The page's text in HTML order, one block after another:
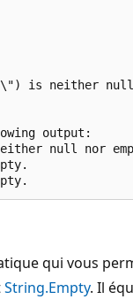
is neither
output:
null nor
qui vous
String.Empty. Il